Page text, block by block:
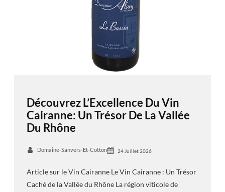
Découvrez L’Excellence Du Vin
Cairanne: Un Trésor De La Vallée
Du Rhône
Domaine-Sanvers-Et-Cotton 24 Juillet 2026
Article sur le Vin Cairanne Le Vin Cairanne : Un Trésor
Caché de la Vallée du Rhône La région viticole de